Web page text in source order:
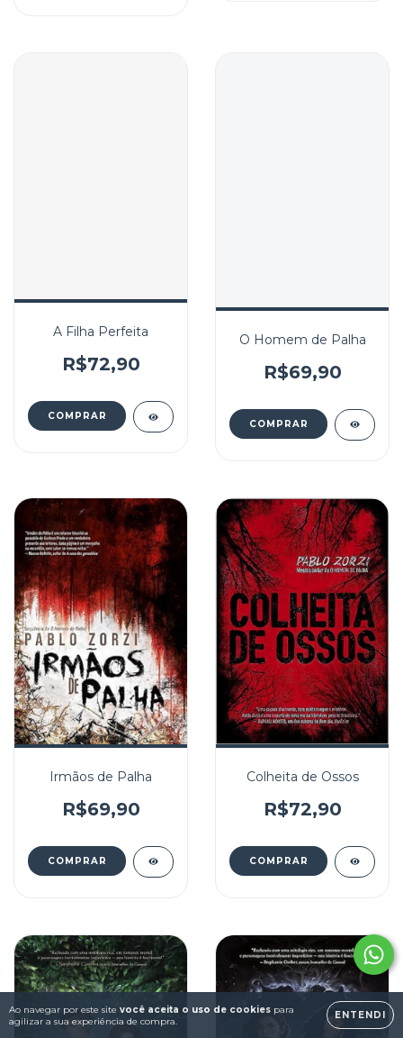
Ao navegar por este site você aceita o uso de cookies para
agilizar a sua experiência de compra.
ENTENDI
A Filha Perfeita
R$72,90
O Homem de Palha
R$69,90
Irmãos de Palha
R$69,90
Colheita de Ossos
R$72,90